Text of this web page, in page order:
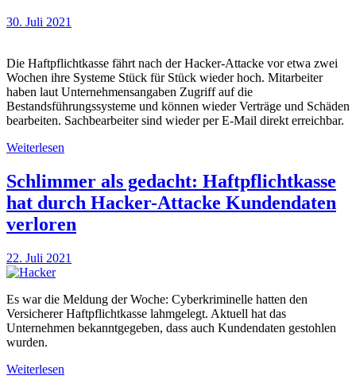
30. Juli 2021
Die Haftpflichtkasse fährt nach der Hacker-Attacke vor etwa zwei
Wochen ihre Systeme Stück für Stück wieder hoch. Mitarbeiter
haben laut Unternehmensangaben Zugriff auf die
Bestandsführungssysteme und können wieder Verträge und Schäden
bearbeiten. Sachbearbeiter sind wieder per E-Mail direkt erreichbar.
Weiterlesen
Schlimmer als gedacht: Haftpflichtkasse
hat durch Hacker-Attacke Kundendaten
verloren
22. Juli 2021
Es war die Meldung der Woche: Cyberkriminelle hatten den
Versicherer Haftpflichtkasse lahmgelegt. Aktuell hat das
Unternehmen bekanntgegeben, dass auch Kundendaten gestohlen
wurden.
Weiterlesen